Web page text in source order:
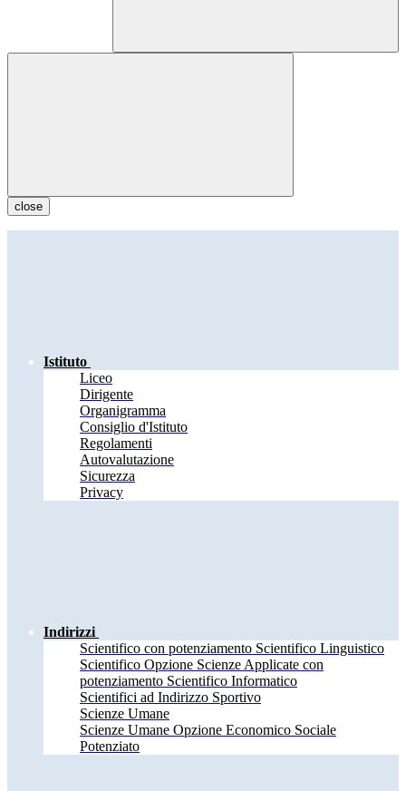
close
Istituto
Liceo
Dirigente
Organigramma
Consiglio d'Istituto
Regolamenti
Autovalutazione
Sicurezza
Privacy
Indirizzi
Scientifico con potenziamento Scientifico Linguistico
Scientifico Opzione Scienze Applicate con
potenziamento Scientifico Informatico
Scientifici ad Indirizzo Sportivo
Scienze Umane
Scienze Umane Opzione Economico Sociale
Potenziato